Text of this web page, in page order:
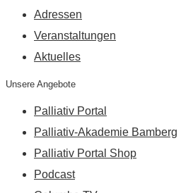
Adressen
Veranstaltungen
Aktuelles
Unsere Angebote
Palliativ Portal
Palliativ-Akademie Bamberg
Palliativ Portal Shop
Podcast